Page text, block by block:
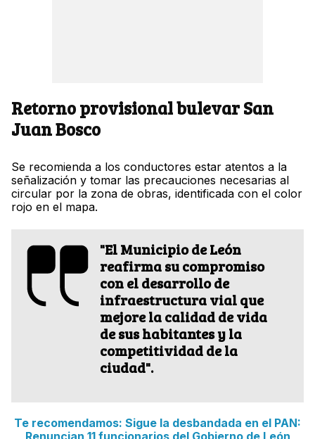
Retorno provisional bulevar San
Juan Bosco
Se recomienda a los conductores estar atentos a la
señalización y tomar las precauciones necesarias al
circular por la zona de obras, identificada con el color
rojo en el mapa.
"El Municipio de León
reafirma su compromiso
con el desarrollo de
infraestructura vial que
mejore la calidad de vida
de sus habitantes y la
competitividad de la
ciudad".
Te recomendamos: Sigue la desbandada en el PAN: